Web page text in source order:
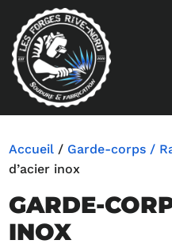
Accueil / Garde-corps /
d’acier inox
GARDE-
INOX